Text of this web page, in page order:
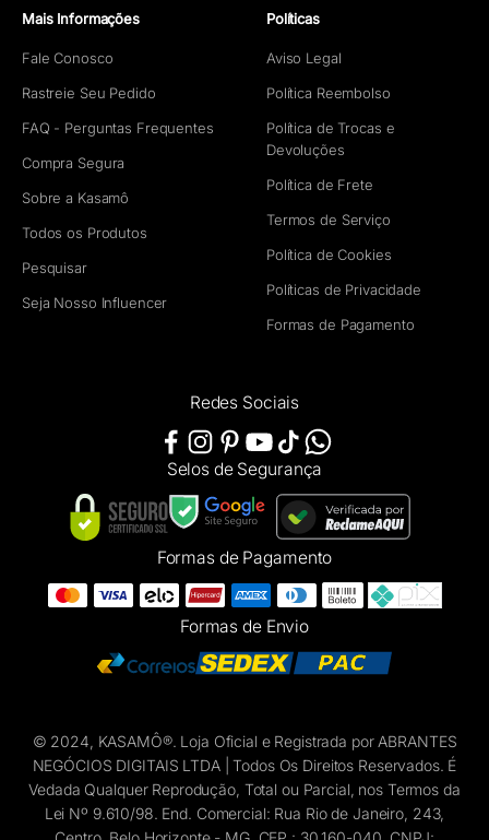
Mais Informações
Fale Conosco
Rastreie Seu Pedido
FAQ - Perguntas Frequentes
Compra Segura
Sobre a Kasamô
Todos os Produtos
Pesquisar
Seja Nosso Influencer
Políticas
Aviso Legal
Política Reembolso
Política de Trocas e
Devoluções
Política de Frete
Termos de Serviço
Política de Cookies
Políticas de Privacidade
Formas de Pagamento
Redes Sociais
Selos de Segurança
Formas de Pagamento
Formas de Envio
© 2024, KASAMÔ®. Loja Oficial e Registrada por ABRANTES
NEGÓCIOS DIGITAIS LTDA | Todos Os Direitos Reservados. É
Vedada Qualquer Reprodução, Total ou Parcial, nos Termos da
Lei Nº 9.610/98. End. Comercial: Rua Rio de Janeiro, 243,